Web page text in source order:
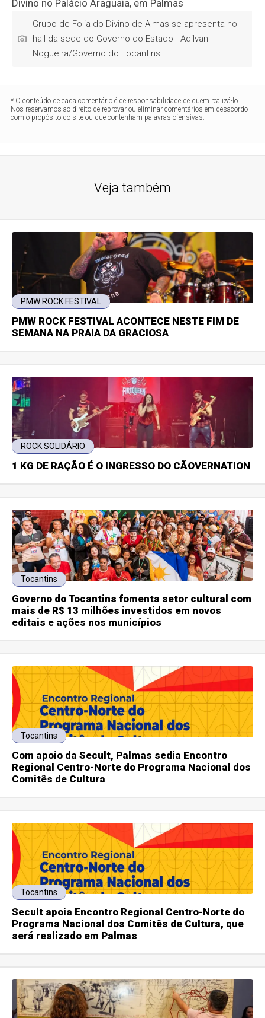
Grupo de Folia do Divino de Almas se apresenta no
hall da sede do Governo do Estado - Adilvan
Nogueira/Governo do Tocantins
* O conteúdo de cada comentário é de responsabilidade de quem realizá-lo.
Nos reservamos ao direito de reprovar ou eliminar comentários em desacordo
com o propósito do site ou que contenham palavras ofensivas.
Veja também
PMW ROCK FESTIVAL
PMW ROCK FESTIVAL ACONTECE NESTE FIM DE
SEMANA NA PRAIA DA GRACIOSA
ROCK SOLIDÁRIO
1 KG DE RAÇÃO É O INGRESSO DO CÃOVERNATION
Tocantins
Governo do Tocantins fomenta setor cultural com
mais de R$ 13 milhões investidos em novos
editais e ações nos municípios
Tocantins
Com apoio da Secult, Palmas sedia Encontro
Regional Centro-Norte do Programa Nacional dos
Comitês de Cultura
Tocantins
Secult apoia Encontro Regional Centro-Norte do
Programa Nacional dos Comitês de Cultura, que
será realizado em Palmas